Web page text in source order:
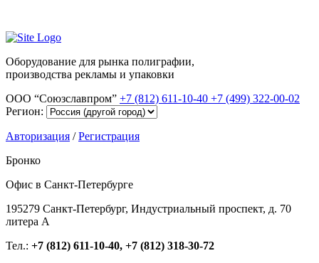
Оборудование для рынка полиграфии,
производства рекламы и упаковки
ООО “Союзславпром” +7 (812) 611-10-40 +7 (499) 322-00-02
Регион:
Авторизация /Регистрация
Бронко
Офис в Санкт-Петербурге
195279 Санкт-Петербург, Индустриальный проспект, д. 70
литера А
Тел.: +7 (812) 611-10-40, +7 (812) 318-30-72